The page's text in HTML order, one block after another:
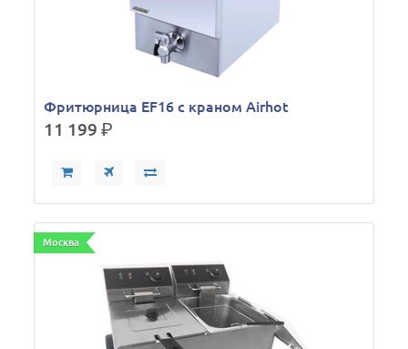
Фритюрница EF16 с краном Airhot
11 199р.
Москва